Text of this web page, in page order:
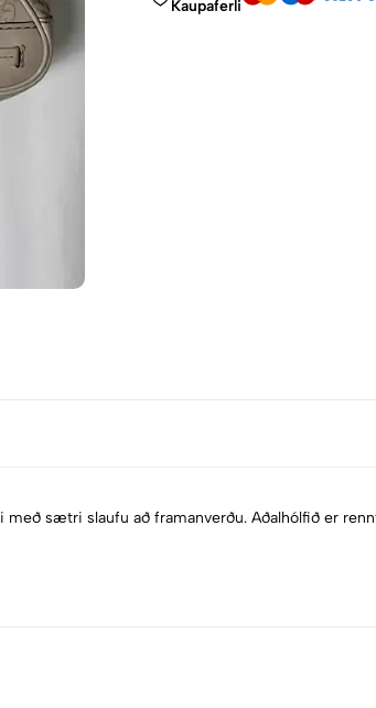
Kaupaferli
sætri slaufu að framanverðu. Aðalhólfið er